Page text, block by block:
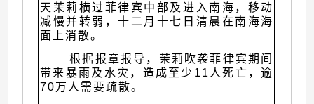
天茉莉横过菲律宾中部及进入南海，移动
减慢并转弱，十二月十七日清晨在南海海
面上消散。
根据报章报导，茉莉吹袭菲律宾期间
带来暴雨及水灾，造成至少11人死亡，逾
70万人需要疏散。